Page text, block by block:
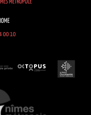
MÉTROPOLE
00 10